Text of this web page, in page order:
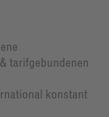
tarifgebundenen
konstant